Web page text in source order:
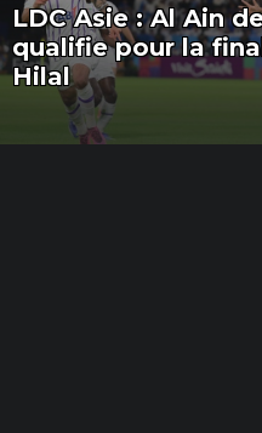
LDC Asie : Al Ain
qualifie pour la
Hilal